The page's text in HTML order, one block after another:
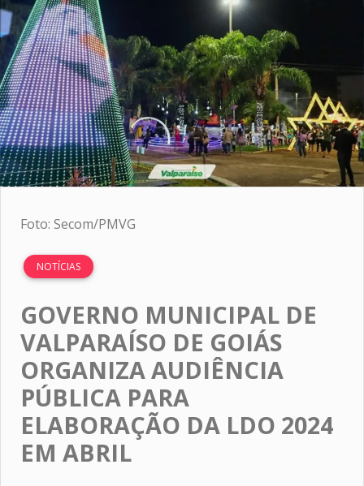
Foto: Secom/PMVG
NOTÍCIAS
GOVERNO MUNICIPAL DE
VALPARAÍSO DE GOIÁS
ORGANIZA AUDIÊNCIA
PÚBLICA PARA
ELABORAÇÃO DA LDO 2024
EM ABRIL